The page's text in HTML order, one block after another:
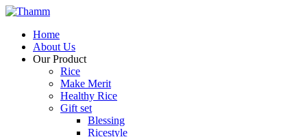
Home
About Us
Our Product
Rice
Make Merit
Healthy Rice
Gift set
Blessing
Ricestyle